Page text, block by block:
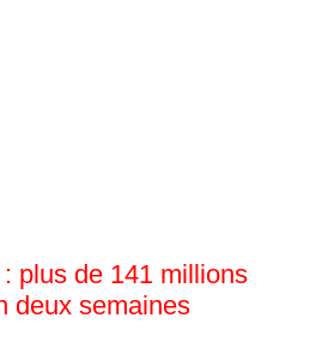
plus de 141 millions
deux semaines